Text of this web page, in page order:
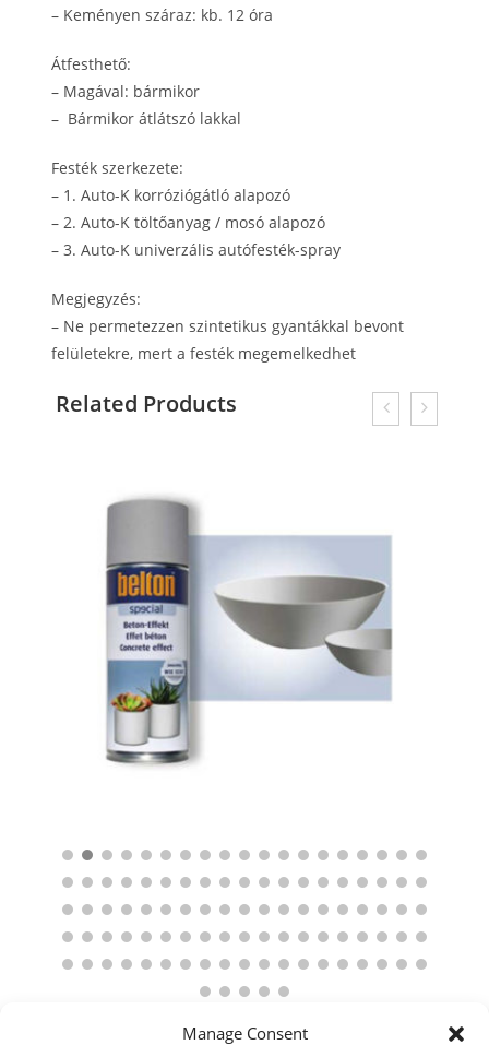
Manage Consent
– Keményen száraz: kb. 12 óra
Átfesthető:
– Magával: bármikor
– Bármikor átlátszó lakkal
Festék szerkezete:
– 1. Auto-K korróziógátló alapozó
– 2. Auto-K töltőanyag / mosó alapozó
– 3. Auto-K univerzális autófesték-spray
Megjegyzés:
– Ne permetezzen szintetikus gyantákkal bevont
felületekre, mert a festék megemelkedhet
Related Products